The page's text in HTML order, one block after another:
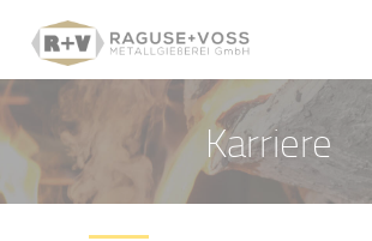
Karriere
LEISTUNGEN
QUALITÄTSPRODUKTE
KONTAKT